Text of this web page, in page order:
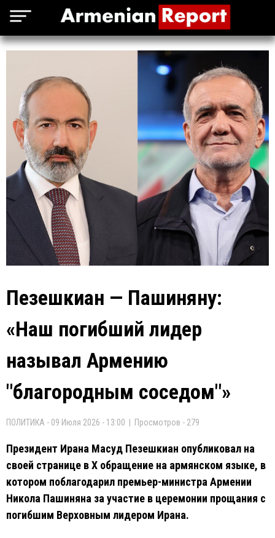
Пезешкиан — Пашиняну:
«Наш погибший лидер
называл Армению
"благородным соседом"»
ПОЛИТИКА - 09 Июля 2026 - 13:00 | Просмотров - 279
Президент Ирана Масуд Пезешкиан опубликовал на
своей странице в X обращение на армянском языке, в
котором поблагодарил премьер-министра Армении
Никола Пашиняна за участие в церемонии прощания с
погибшим Верховным лидером Ирана.